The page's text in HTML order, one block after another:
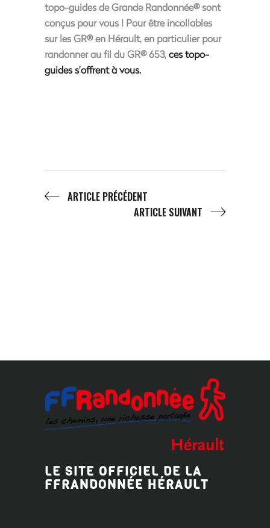
topo-guides de Grande Randonnée® sont
conçus pour vous ! Pour être incollables
sur les GR® en Hérault, en particulier pour
randonner au fil du GR® 653,ces topo-
guides s’offrent à vous.
ARTICLE PRÉCÉDENT
ARTICLE SUIVANT
LE SITE OFFICIEL DE LA
FFRANDONNÉE HÉRAULT